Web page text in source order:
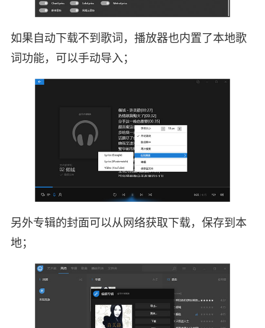
如果自动下载不到歌词，播放器也内置了本地歌
词功能，可以手动导入；
另外专辑的封面可以从网络获取下载，保存到本
地；